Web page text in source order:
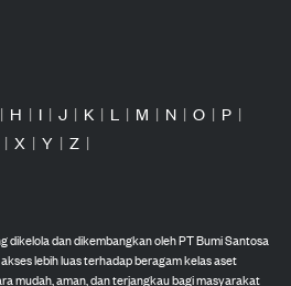
| H | I | J | K | L | M | N | O | P |
| X | Y | Z |
dikelola dan dikembangkan oleh PT Bumi Santosa
lebih luas terhadap beragam kelas aset
mudah, aman, dan terjangkau bagi masyarakat